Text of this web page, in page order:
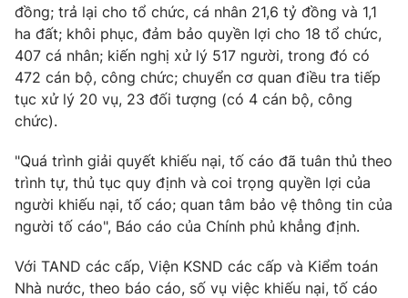
Phó Tổng Biên tập: Nguyễn Thị Mỹ Hạnh, Phạm Quốc Thắng,
Nguyễn Trọng Ninh
Tổng đài VTV:024.38 355 931 - 024.38 355 932
Ðiện thoại Thời báo VTV:024.66 897 897
Email:toasoan@vtv.vn
Liên hệ quảng cáo:
đồng; trả lại cho tổ chức, cá nhân 21,6 tỷ đồng và 1,1
ha đất; khôi phục, đảm bảo quyền lợi cho 18 tổ chức,
407 cá nhân; kiến nghị xử lý 517 người, trong đó có
472 cán bộ, công chức; chuyển cơ quan điều tra tiếp
tục xử lý 20 vụ, 23 đối tượng (có 4 cán bộ, công
chức).
"Quá trình giải quyết khiếu nại, tố cáo đã tuân thủ theo
trình tự, thủ tục quy định và coi trọng quyền lợi của
người khiếu nại, tố cáo; quan tâm bảo vệ thông tin của
người tố cáo", Báo cáo của Chính phủ khẳng định.
Với TAND các cấp, Viện KSND các cấp và Kiểm toán
Nhà nước, theo báo cáo, số vụ việc khiếu nại, tố cáo